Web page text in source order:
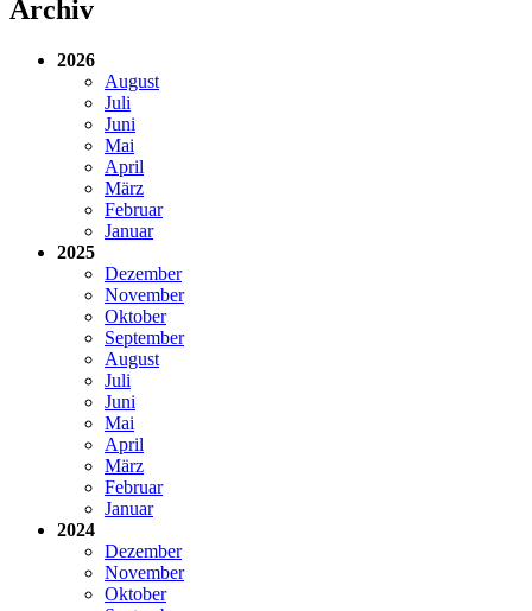
Archiv
2026
August
Juli
Juni
Mai
April
März
Februar
Januar
2025
Dezember
November
Oktober
September
August
Juli
Juni
Mai
April
März
Februar
Januar
2024
Dezember
November
Oktober